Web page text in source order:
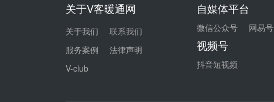
关于V客暖通网
关于我们
联系我们
服务案例
法律声明
V-club
自媒体平台
微信公众号 网易号
视频号
抖音短视频